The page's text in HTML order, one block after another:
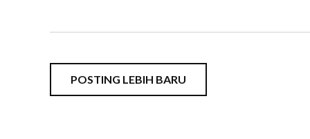
POSTING LEBIH BARU